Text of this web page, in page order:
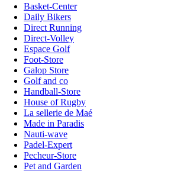
Basket-Center
Daily Bikers
Direct Running
Direct-Volley
Espace Golf
Foot-Store
Galop Store
Golf and co
Handball-Store
House of Rugby
La sellerie de Maé
Made in Paradis
Nauti-wave
Padel-Expert
Pecheur-Store
Pet and Garden